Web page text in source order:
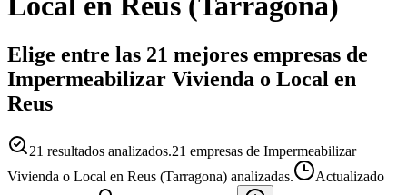
Elige entre las 21 mejores empresas de
Impermeabilizar Vivienda o Local en
Reus
21 resultados analizados.21 empresas de Impermeabilizar
Vivienda o Local en Reus (Tarragona) analizadas.
Actualizado